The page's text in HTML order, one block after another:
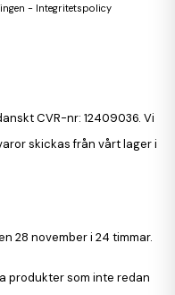
- Integritetspolicy
CVR-nr: 12409036. Vi
skickas från vårt lager i
28 november i 24 timmar.
produkter som inte redan